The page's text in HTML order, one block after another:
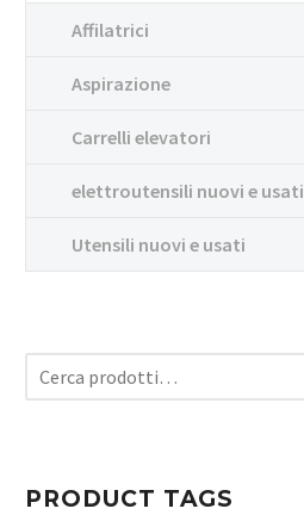
Affilatrici
Aspirazione
Carrelli elevatori
elettroutensili nuovi e usati
Utensili nuovi e usati
PRODUCT TAGS